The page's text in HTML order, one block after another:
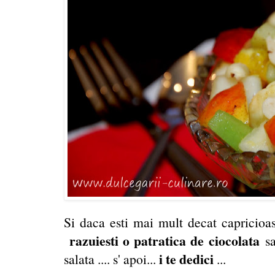
Si daca esti mai mult decat
razuiesti o patratica de ciocolata
salata .... s' apoi... i te dedici ...